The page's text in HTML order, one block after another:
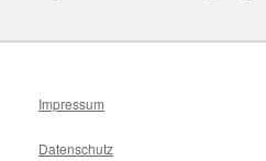
Impressum
Datenschutz